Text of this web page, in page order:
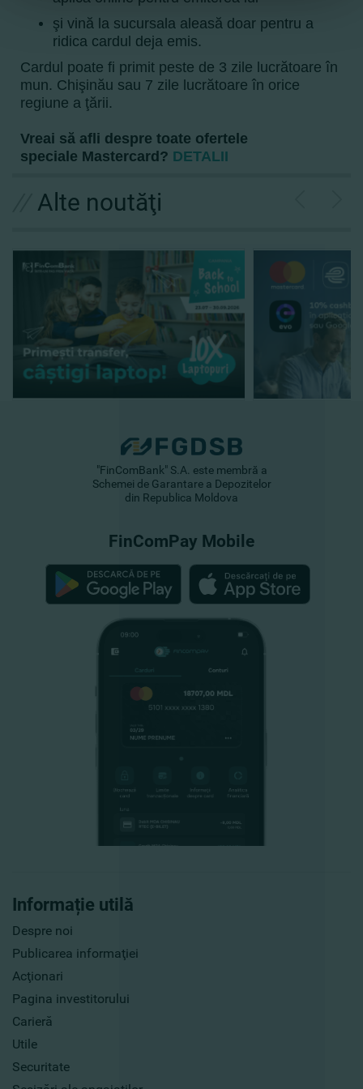
şi vină la sucursala aleasă doar pentru a
ridica cardul deja emis.
Cardul poate fi primit peste de 3 zile lucrătoare în
mun. Chişinău sau 7 zile lucrătoare în orice
regiune a ţării.
Vreai să afli despre toate ofertele
speciale Mastercard? DETALII
Alte noutăţi
Informație utilă
Despre noi
Publicarea informaţiei
Acţionari
Pagina investitorului
Carieră
Utile
Securitate
"FinComBank" S.A. este membră a
Schemei de Garantare a Depozitelor
din Republica Moldova
FinComPay Mobile